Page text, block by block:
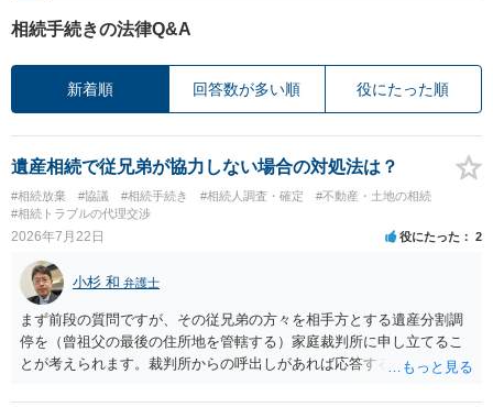
相続手続きの法律Q&A
新着順 回答数が多い順 役にたった順
遺産相続で従兄弟が協力しない場合の対処法は？
#相続放棄 #協議 #相続手続き #相続人調査・確定
#不動産・土地の相続
#相続トラブルの代理交渉
2026年7月22日 役にたった 2
小杉 和 弁護士
まず前段の質問ですが、その従兄弟の方々を相手方とする遺産分割調
停を（曾祖父の最後の住所地を管轄する）家庭裁判所に申し立てるこ
とが考えられます。裁判所からの呼出しがあれば応答する可能性がま